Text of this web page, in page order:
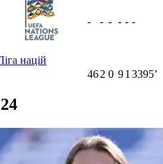
націй
- - - - - -
462 0 91 3395ʼ